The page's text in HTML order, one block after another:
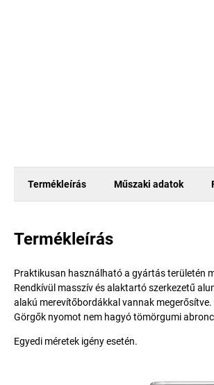
Termékleírás Műszaki adatok
Termékleírás
Praktikusan használható a gyártás területén
Rendkívül masszív és alaktartó szerkezetű
alakú merevítőbordákkal vannak
Görgők nyomot nem hagyó tömörgumi
Egyedi méretek igény esetén.